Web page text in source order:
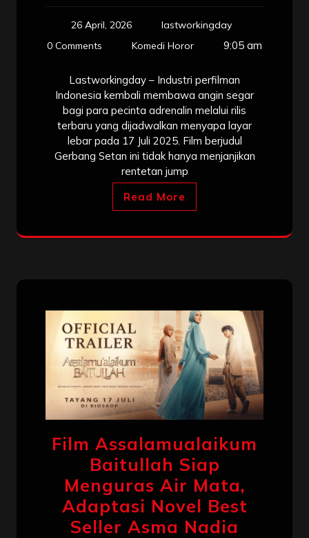
26 April, 2026
lastworkingday
0 Comments
Komedi Horor 9:05 am
Lastworkingday – Industri perfilman
Indonesia kembali membawa angin segar
bagi para pecinta adrenalin melalui rilis
terbaru yang dijadwalkan menyapa layar
lebar pada 17 Juli 2025. Film berjudul
Gerbang Setan ini tidak hanya menjanjikan
rentetan jump
Read More
Film Assalamualaikum
Baitullah Siap
Menguras Air Mata,
Adaptasi Novel Best
Seller Asma Nadia